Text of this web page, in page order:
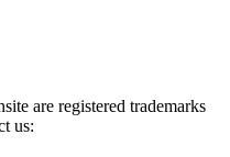
are registered trademarks
us: